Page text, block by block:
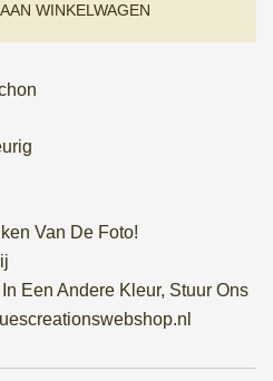
WINKELWAGEN
Van De Foto!
Een Andere Kleur, Stuur Ons